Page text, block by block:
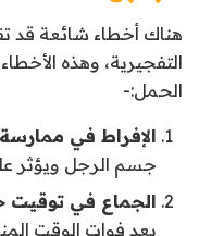
هناك أخطاء شائعة قد
التفجيرية، وهذه
الحمل:-
الإفراط في
جسم الرجل ويؤثر
الجماع في توقيت
بعد فوات الوقت